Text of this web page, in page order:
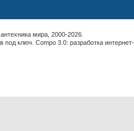
мира, 2000-2026.
под ключ . Compo 3.0: разработка